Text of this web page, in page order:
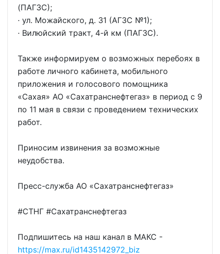
(ПАГЗС);
· ул. Можайского, д. 31 (АГЗС №1);
· Вилюйский тракт, 4-й км (ПАГЗС).
Также информируем о возможных перебоях в
работе личного кабинета, мобильного
приложения и голосового помощника
«Сахая» АО «Сахатранснефтегаз» в период с 9
по 11 мая в связи с проведением технических
работ.
Приносим извинения за возможные
неудобства.
Пресс-служба АО «Сахатранснефтегаз»
#СТНГ #Сахатранснефтегаз
Подпишитесь на наш канал в МАКС -
https://max.ru/id1435142972_biz